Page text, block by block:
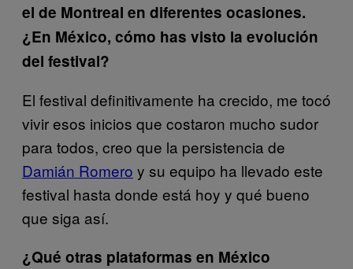
el de Montreal en diferentes ocasiones.
¿En México, cómo has visto la evolución
del festival?
El festival definitivamente ha crecido, me tocó
vivir esos inicios que costaron mucho sudor
para todos, creo que la persistencia de
Damián Romero y su equipo ha llevado este
festival hasta donde está hoy y qué bueno
que siga así.
¿Qué otras plataformas en México